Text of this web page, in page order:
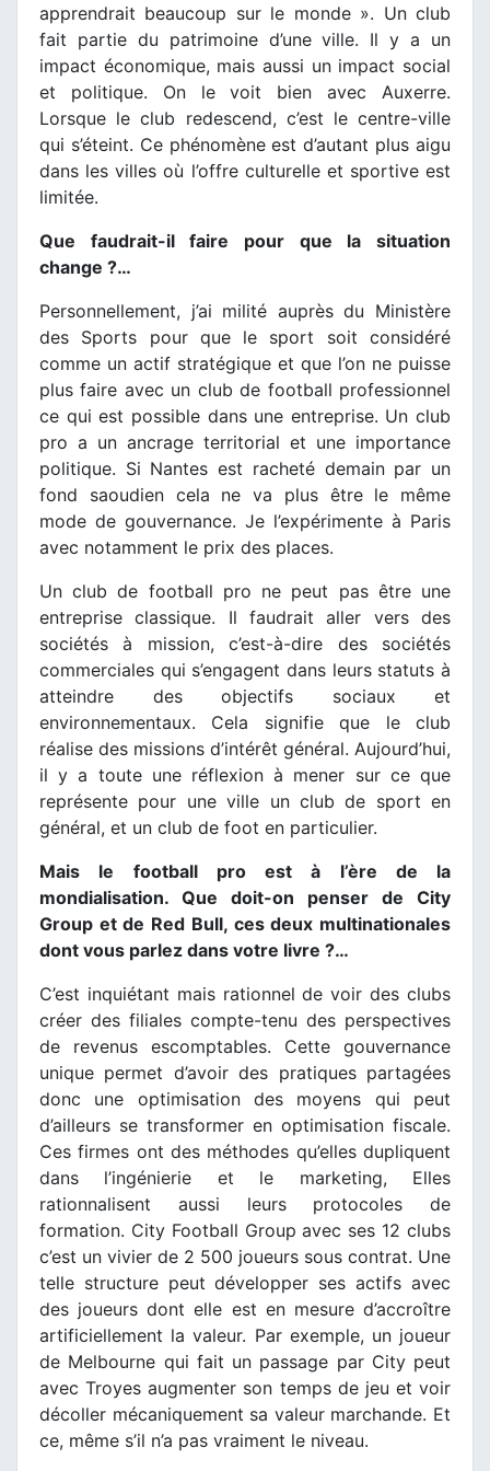
apprendrait beaucoup sur le monde ». Un club
fait partie du patrimoine d’une ville. Il y a un
impact économique, mais aussi un impact social
et politique. On le voit bien avec Auxerre.
Lorsque le club redescend, c’est le centre-ville
qui s’éteint. Ce phénomène est d’autant plus aigu
dans les villes où l’offre culturelle et sportive est
limitée.
Que faudrait-il faire pour que la situation
change ?…
Personnellement, j’ai milité auprès du Ministère
des Sports pour que le sport soit considéré
comme un actif stratégique et que l’on ne puisse
plus faire avec un club de football professionnel
ce qui est possible dans une entreprise. Un club
pro a un ancrage territorial et une importance
politique. Si Nantes est racheté demain par un
fond saoudien cela ne va plus être le même
mode de gouvernance. Je l’expérimente à Paris
avec notamment le prix des places.
Un club de football pro ne peut pas être une
entreprise classique. Il faudrait aller vers des
sociétés à mission, c’est-à-dire des sociétés
commerciales qui s’engagent dans leurs statuts à
atteindre des objectifs sociaux et
environnementaux. Cela signifie que le club
réalise des missions d’intérêt général. Aujourd’hui,
il y a toute une réflexion à mener sur ce que
représente pour une ville un club de sport en
général, et un club de foot en particulier.
Mais le football pro est à l’ère de la
mondialisation. Que doit-on penser de City
Group et de Red Bull, ces deux multinationales
dont vous parlez dans votre livre ?…
C’est inquiétant mais rationnel de voir des clubs
créer des filiales compte-tenu des perspectives
de revenus escomptables. Cette gouvernance
unique permet d’avoir des pratiques partagées
donc une optimisation des moyens qui peut
d’ailleurs se transformer en optimisation fiscale.
Ces firmes ont des méthodes qu’elles dupliquent
dans l’ingénierie et le marketing, Elles
rationnalisent aussi leurs protocoles de
formation. City Football Group avec ses 12 clubs
c’est un vivier de 2 500 joueurs sous contrat. Une
telle structure peut développer ses actifs avec
des joueurs dont elle est en mesure d’accroître
artificiellement la valeur. Par exemple, un joueur
de Melbourne qui fait un passage par City peut
avec Troyes augmenter son temps de jeu et voir
décoller mécaniquement sa valeur marchande. Et
ce, même s’il n’a pas vraiment le niveau.